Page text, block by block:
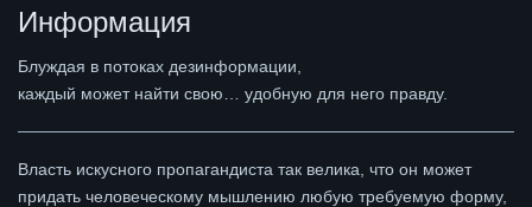
Информация
Блуждая в потоках дезинформации,
каждый может найти свою… удобную для него правду.
Власть искусного пропагандиста так велика, что он может
придать человеческому мышлению любую требуемую форму,